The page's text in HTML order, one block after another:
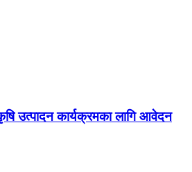
उत्पादन कार्यक्रमका लागि आवेदन